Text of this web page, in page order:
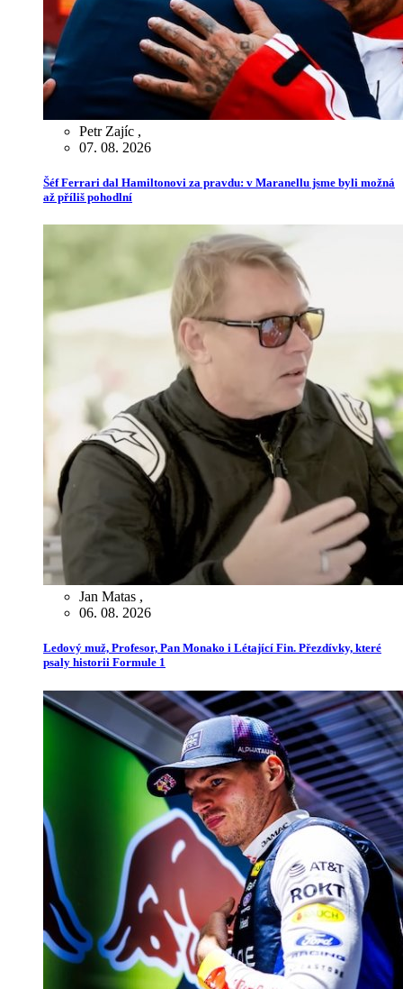
Petr Zajíc ,
07. 08. 2026
Šéf Ferrari dal Hamiltonovi za pravdu: v Maranellu jsme byli možná
až příliš pohodlní
Jan Matas ,
06. 08. 2026
Ledový muž, Profesor, Pan Monako i Létající Fin. Přezdívky, které
psaly historii Formule 1